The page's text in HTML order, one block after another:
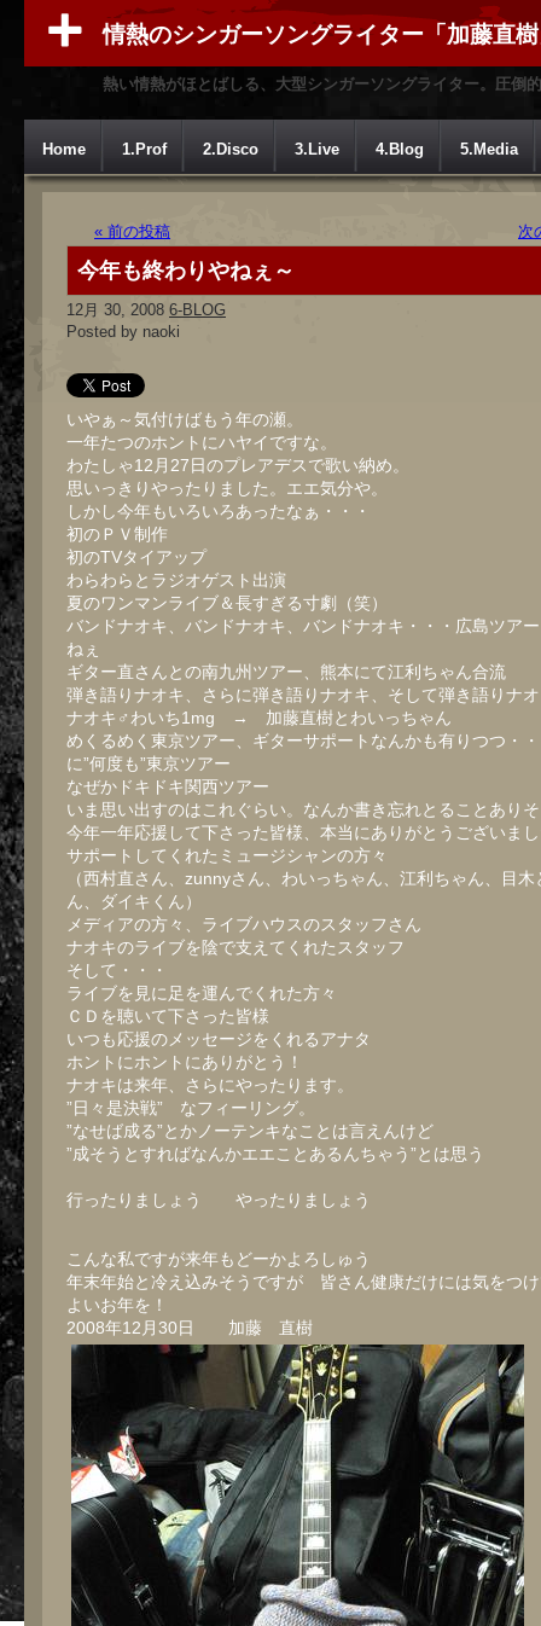
情熱のシンガーソングライター「加藤直
熱い情熱がほとばしる、大型シンガーソングライター。圧倒
Home 1.Prof 2.Disco 3.Live 4.Blog 5.Media
« 前の投稿 次
今年も終わりやねぇ～
12月 30, 2008 6-BLOG
Posted by naoki
いやぁ～気付けばもう年の瀬。
一年たつのホントにハヤイですな。
わたしゃ12月27日のプレアデスで歌い納め。
思いっきりやったりました。エエ気分や。
しかし今年もいろいろあったなぁ・・・
初のＰＶ制作
初のTVタイアップ
わらわらとラジオゲスト出演
夏のワンマンライブ＆長すぎる寸劇（笑）
バンドナオキ、バンドナオキ、バンドナオキ・・・広島ツア
ねぇ
ギター直さんとの南九州ツアー、熊本にて江利ちゃん合流
弾き語りナオキ、さらに弾き語りナオキ、そして弾き語りナ
ナオキ♂わいち1mg → 加藤直樹とわいっちゃん
めくるめく東京ツアー、ギターサポートなんかも有りつつ・
に”何度も”東京ツアー
なぜかドキドキ関西ツアー
いま思い出すのはこれぐらい。なんか書き忘れとることあり
今年一年応援して下さった皆様、本当にありがとうございま
サポートしてくれたミュージシャンの方々
（西村直さん、zunnyさん、わいっちゃん、江利ちゃん、目木
ん、ダイキくん）
メディアの方々、ライブハウスのスタッフさん
ナオキのライブを陰で支えてくれたスタッフ
そして・・・
ライブを見に足を運んでくれた方々
ＣＤを聴いて下さった皆様
いつも応援のメッセージをくれるアナタ
ホントにホントにありがとう！
ナオキは来年、さらにやったります。
”日々是決戦” なフィーリング。
”なせば成る”とかノーテンキなことは言えんけど
”成そうとすればなんかエエことあるんちゃう”とは思う
行ったりましょう やったりましょう
こんな私ですが来年もどーかよろしゅう
年末年始と冷え込みそうですが 皆さん健康だけには気をつ
よいお年を！
2008年12月30日 加藤 直樹